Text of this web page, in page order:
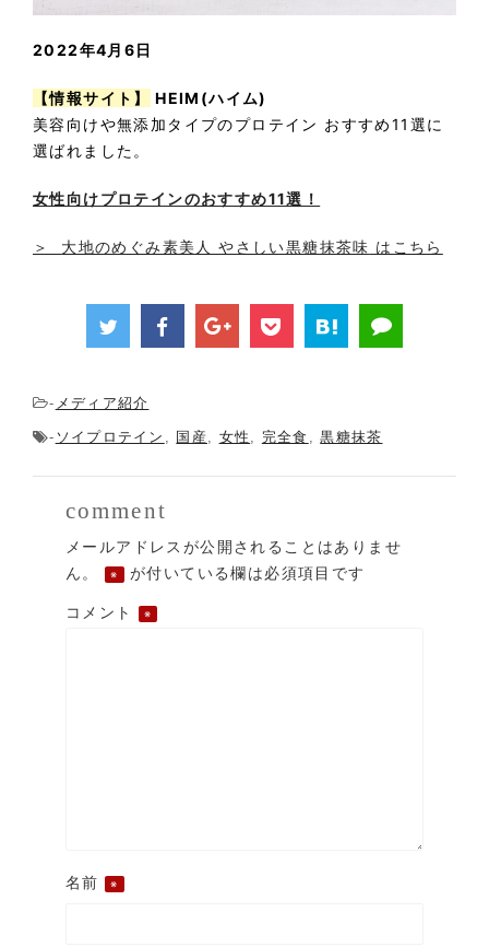
2022年4月6日
【情報サイト】
HEIM(ハイム)
美容向けや無添加タイプのプロテイン おすすめ11選に
選ばれました。
女性向けプロテインのおすすめ11選！
＞ 大地のめぐみ素美人 やさしい黒糖抹茶味 はこちら
- メディア紹介
- ソイプロテイン , 国産 , 女性 , 完全食 ,黒糖抹茶
comment
メールアドレスが公開されることはありませ
ん。
※ が付いている欄は必須項目です
コメント ※
名前 ※